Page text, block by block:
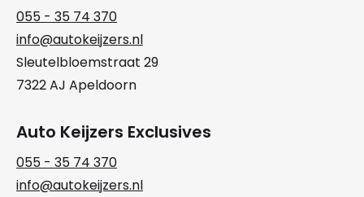
055 - 35 74 370
info@autokeijzers.nl
Sleutelbloemstraat 29
7322 AJ Apeldoorn
Auto Keijzers Exclusives
055 - 35 74 370
info@autokeijzers.nl